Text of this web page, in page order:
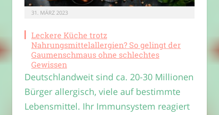
31. MÄRZ 2023
Leckere Küche trotz
Nahrungsmittelallergien? So gelingt der
Gaumenschmaus ohne schlechtes
Gewissen
Deutschlandweit sind ca. 20-30 Millionen
Bürger allergisch, viele auf bestimmte
Lebensmittel. Ihr Immunsystem reagiert